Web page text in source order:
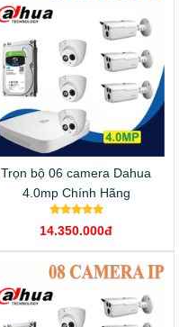
Trọn bộ 06 camera Dahua
4.0mp Chính Hãng
14.350.000đ